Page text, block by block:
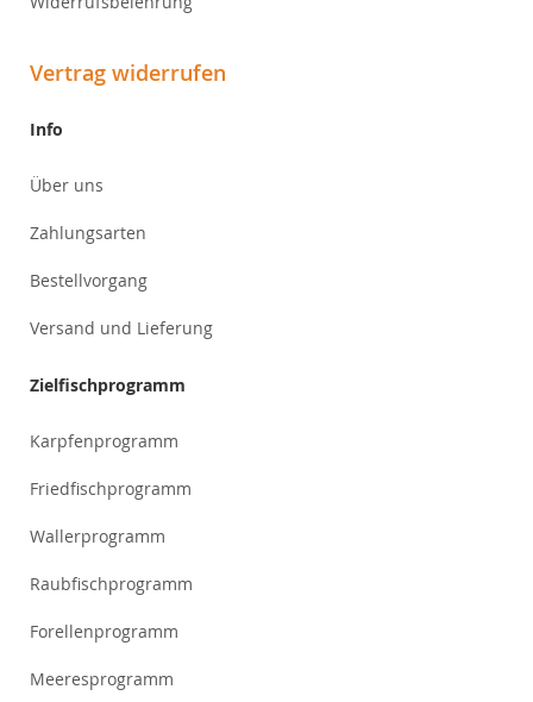
Vertrag widerrufen
Info
Über uns
Zahlungsarten
Bestellvorgang
Versand und Lieferung
Zielfischprogramm
Karpfenprogramm
Friedfischprogramm
Wallerprogramm
Raubfischprogramm
Forellenprogramm
Meeresprogramm